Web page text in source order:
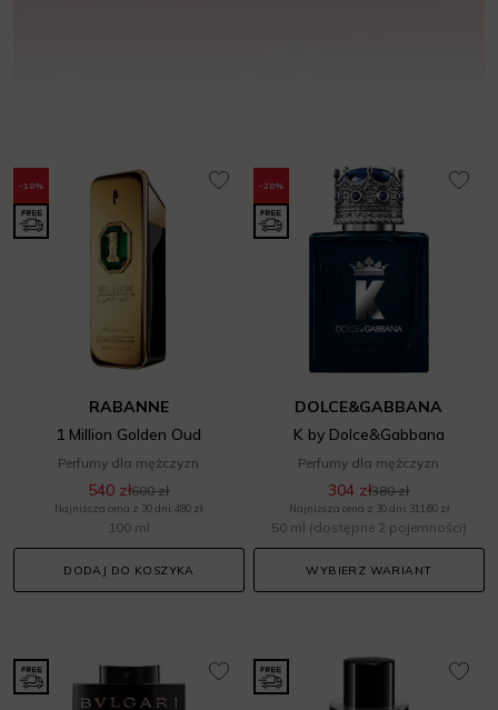
-10%
RABANNE
1 Million Golden Oud
Perfumy dla mężczyzn
540 zł600 zł
Najniższa cena z 30 dni: 480 zł
100 ml
DODAJ DO KOSZYKA
-20%
DOLCE&GABBANA
K by Dolce&Gabbana
Perfumy dla mężczyzn
304 zł380 zł
Najniższa cena z 30 dni: 311,60 zł
50 ml (dostępne 2 pojemności)
WYBIERZ WARIANT